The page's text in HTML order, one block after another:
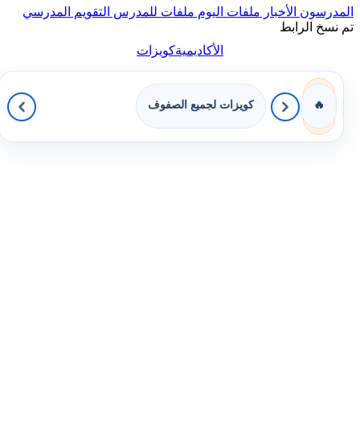
المدرسون الأخبار ملفات اليوم ملفات للمدرس التقويم المدرسي
تم نسخ الرابط
الأكاديميةكويزات
🔥 كويزات لجميع الصفوف